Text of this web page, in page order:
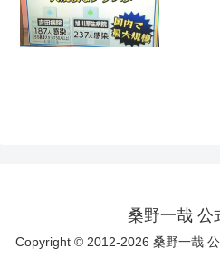
桑野一哉 公
Copyright © 2012-2026 桑野一哉